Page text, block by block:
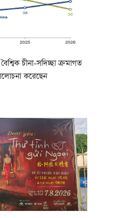
চীনা-সদিচ্ছা ক্রমাগত
করেছেন